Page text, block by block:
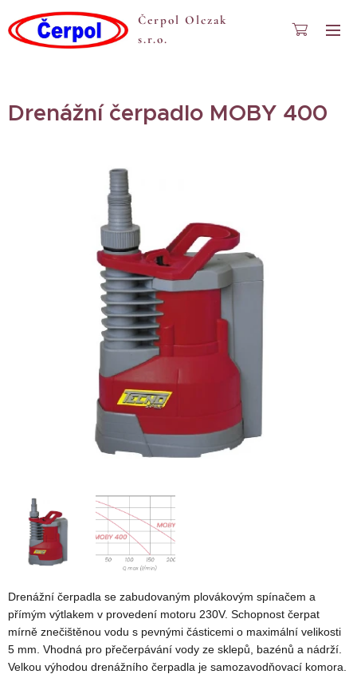
Čerpol Olczak
s.r.o.
Drenážní čerpadlo MOBY 400
Drenážní čerpadla se zabudovaným plovákovým spínačem a
přímým výtlakem v provedení motoru 230V. Schopnost čerpat
mírně znečištěnou vodu s pevnými částicemi o maximální velikosti
5 mm. Vhodná pro přečerpávání vody ze sklepů, bazénů a nádrží.
Velkou výhodou drenážního čerpadla je samozavodňovací komora.